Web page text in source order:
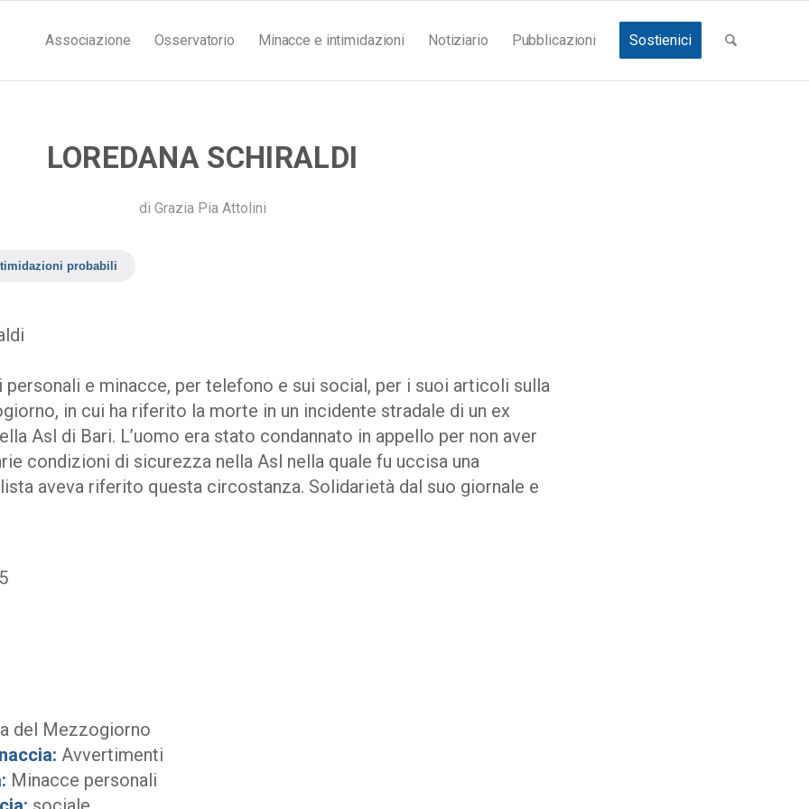
Associazione Osservatorio Minacce e intimidazioni Notiziario Pubblicazioni Sostienici
LOREDANA SCHIRALDI
di Grazia Pia Attolini
probabili
e minacce, per telefono e sui social, per i suoi articoli sulla
in cui ha riferito la morte in un incidente stradale di un ex
Asl di Bari. L’uomo era stato condannato in appello per non aver
condizioni di sicurezza nella Asl nella quale fu uccisa una
aveva riferito questa circostanza. Solidarietà dal suo giornale e
del Mezzogiorno
Avvertimenti
Minacce personali